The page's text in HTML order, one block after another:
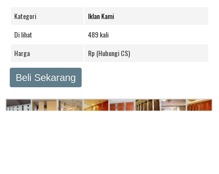
Kategori
Iklan Kami
Di lihat
489 kali
Harga
Rp (Hubungi CS)
Beli Sekarang